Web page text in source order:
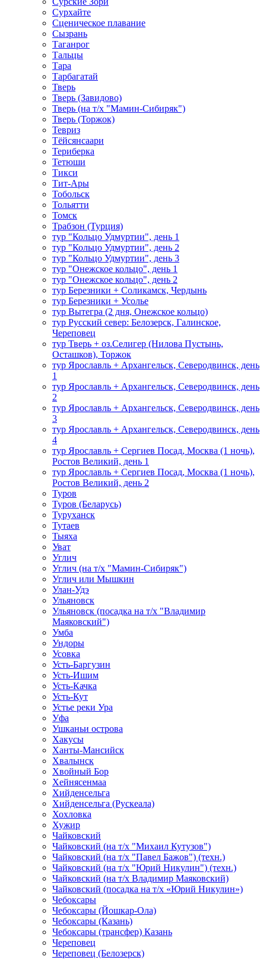
Сурхайте
Сценическое плавание
Сызрань
Таганрог
Тальцы
Тара
Тарбагатай
Тверь
Тверь (Завидово)
Тверь (на т/х "Мамин-Сибиряк")
Тверь (Торжок)
Тевриз
Тёйсянсаари
Териберка
Тетюши
Тикси
Тит-Ары
Тобольск
Тольятти
Томск
Трабзон (Турция)
тур "Кольцо Удмуртии", день 1
тур "Кольцо Удмуртии", день 2
тур "Кольцо Удмуртии", день 3
тур "Онежское кольцо", день 1
тур "Онежское кольцо", день 2
тур Березники + Соликамск, Чердынь
тур Березники + Усолье
тур Вытегра (2 дня, Онежское кольцо)
тур Русский север: Белозерск, Галинское,
Череповец
тур Тверь + оз.Селигер (Нилова Пустынь,
Осташков), Торжок
тур Ярославль + Архангельск, Северодвинск, день
1
тур Ярославль + Архангельск, Северодвинск, день
2
тур Ярославль + Архангельск, Северодвинск, день
3
тур Ярославль + Архангельск, Северодвинск, день
4
тур Ярославль + Сергиев Посад, Москва (1 ночь),
Ростов Великий, день 1
тур Ярославль + Сергиев Посад, Москва (1 ночь),
Ростов Великий, день 2
Туров
Туров (Беларусь)
Туруханск
Тутаев
Тыяха
Уват
Углич
Углич (на т/х "Мамин-Сибиряк")
Углич или Мышкин
Улан-Удэ
Ульяновск
Ульяновск (посадка на т/х "Владимир
Маяковский")
Умба
Ундоры
Усовка
Усть-Баргузин
Усть-Ишим
Усть-Качка
Усть-Кут
Устье реки Ура
Уфа
Ушканьи острова
Хакусы
Ханты-Мансийск
Хвалынск
Хвойный Бор
Хейнясенмаа
Хийденсельга
Хийденсельга (Рускеала)
Хохловка
Хужир
Чайковский
Чайковский (на т/х "Михаил Кутузов")
Чайковский (на т/х "Павел Бажов") (техн.)
Чайковский (на т/х "Юрий Никулин") (техн.)
Чайковский (на т/х Владимир Маяковский)
Чайковский (посадка на т/х «Юрий Никулин»)
Чебоксары
Чебоксары (Йошкар-Ола)
Чебоксары (Казань)
Чебоксары (трансфер) Казань
Череповец
Череповец (Белозерск)